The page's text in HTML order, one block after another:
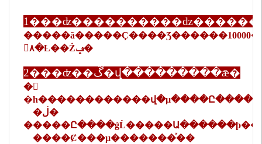
�����ã�����Ҫ����Ʒ������10000�
𶨼۸�Ƚ��Żݡ�
2���ʣ��ڱ�վ���������ǣ�
�𣺵
�ڶ�
����Ȼ���µ�������ͬ��